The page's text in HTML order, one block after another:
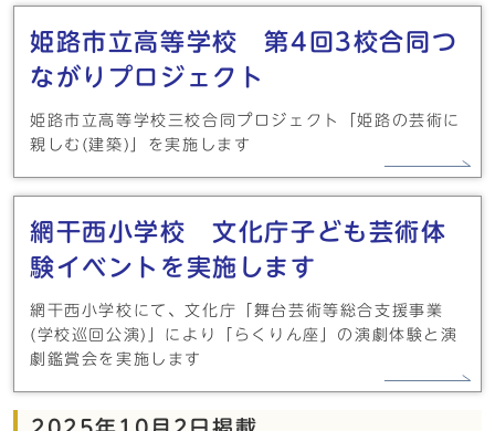
姫路市立高等学校 第4回3校合同つ
ながりプロジェクト
姫路市立高等学校三校合同プロジェクト「姫路の芸術に
親しむ(建築)」を実施します
網干西小学校 文化庁子ども芸術体
験イベントを実施します
網干西小学校にて、文化庁「舞台芸術等総合支援事業
(学校巡回公演)」により「らくりん座」の演劇体験と演
劇鑑賞会を実施します